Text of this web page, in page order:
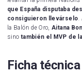
que España disputaba
consiguieron llevárselo.
la Balón de Oro,Aitana
sino también el MVP de
Ficha técnica